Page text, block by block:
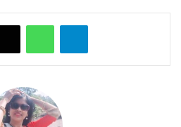
WhatsAppTelegram